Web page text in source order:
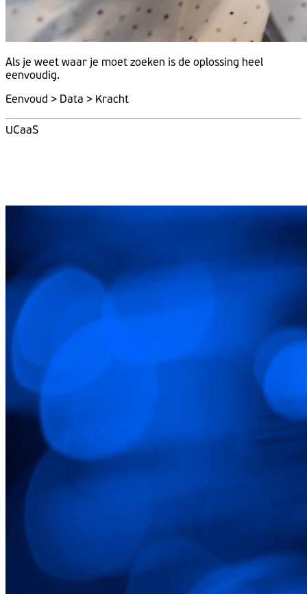
Als je weet waar je moet zoeken is de oplossing heel
eenvoudig.
Eenvoud > Data > Kracht
UCaaS